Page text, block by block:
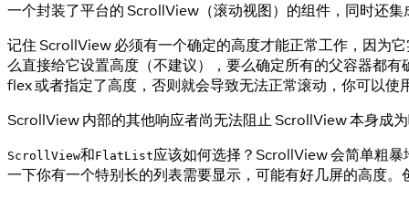
一个封装了平台的 ScrollView（滚动视图）的组件，同时还集
记住 ScrollView 必须有一个确定的高度才能正常工作，因为
么直接给它设置高度（不建议），要么确定所有的父容器都
flex 或者指定了高度，否则就会导致无法正常滚动，你可以
ScrollView 内部的其他响应者尚无法阻止 ScrollView 本身成
ScrollView和FlatList应该如何选择？ScrollView 会简单粗
一下你有一个特别长的列表需要显示，可能有好几屏的高度